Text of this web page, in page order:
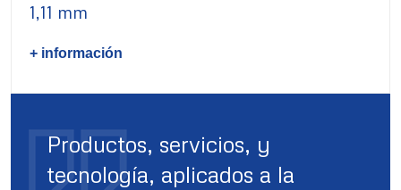
1,11 mm
+ información
Productos, servicios, y
tecnología, aplicados a la